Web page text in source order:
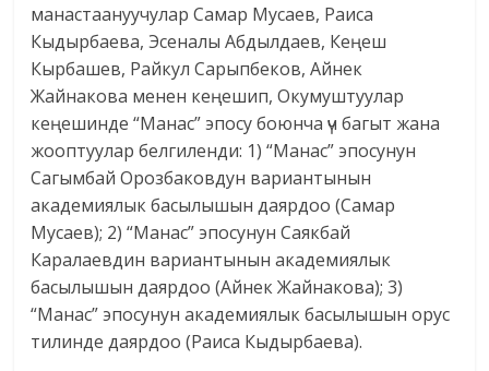
манастаануучулар Самар Мусаев, Раиса
Кыдырбаева, Эсеналы Абдылдаев, Кеңеш
Кырбашев, Райкул Сарыпбеков, Айнек
Жайнакова менен кеңешип, Окумуштуулар
кеңешинде “Манас” эпосу боюнча үч багыт жана
жооптуулар белгиленди: 1) “Манас” эпосунун
Сагымбай Орозбаковдун вариантынын
академиялык басылышын даярдоо (Самар
Мусаев); 2) “Манас” эпосунун Саякбай
Каралаевдин вариантынын академиялык
басылышын даярдоо (Айнек Жайнакова); 3)
“Манас” эпосунун академиялык басылышын орус
тилинде даярдоо (Раиса Кыдырбаева).